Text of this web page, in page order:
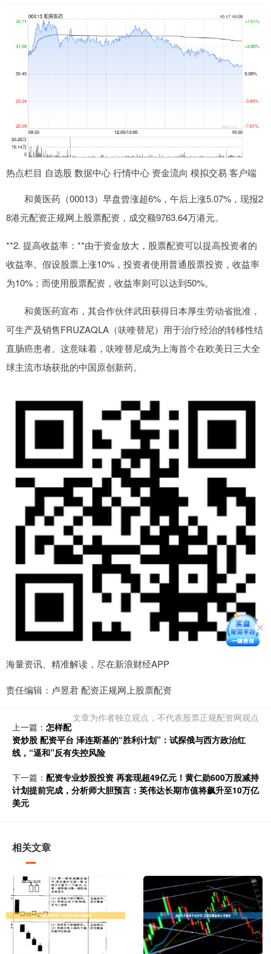
热点栏目 自选股 数据中心 行情中心 资金流向 模拟交易 客户端
和黄医药（00013）早盘曾涨超6%，午后上涨5.07%，现报2
8港元配资正规网上股票配资，成交额9763.64万港元。
**2. 提高收益率：**由于资金放大，股票配资可以提高投资者的
收益率。假设股票上涨10%，投资者使用普通股票投资，收益率
为10%；而使用股票配资，收益率则可以达到50%。
和黄医药宣布，其合作伙伴武田获得日本厚生劳动省批准，
可生产及销售FRUZAQLA（呋喹替尼）用于治疗经治的转移性结
直肠癌患者。这意味着，呋喹替尼成为上海首个在欧美日三大全
球主流市场获批的中国原创新药。
海量资讯、精准解读，尽在新浪财经APP
责任编辑：卢昱君 配资正规网上股票配资
文章为作者独立观点，不代表股票正规配资网观点
上一篇： 怎样配
资炒股 配资平台 泽连斯基的“胜利计划”：试探俄与西方政治红
线，“逼和”反有失控风险
下一篇： 配资专业炒股投资 再套现超49亿元！黄仁勋600万股减持
计划提前完成，分析师大胆预言：英伟达长期市值将飙升至10万亿
美元
相关文章